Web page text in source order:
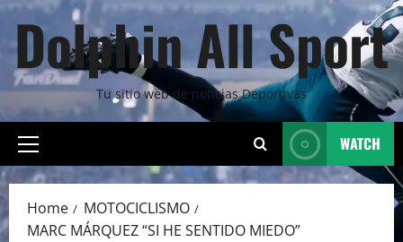
Dolphin All Sport
Tu sitio web de noticias Deportivas
Primary
Menu
WATCH
Home
MOTOCICLISMO
MARC MÁRQUEZ “SI HE SENTIDO MIEDO”